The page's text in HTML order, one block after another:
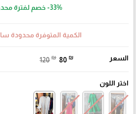
-33% خصم لفترة
الكمية المتوفرة محدودة
السعر 120 ₪ 80 ₪
اختر اللون